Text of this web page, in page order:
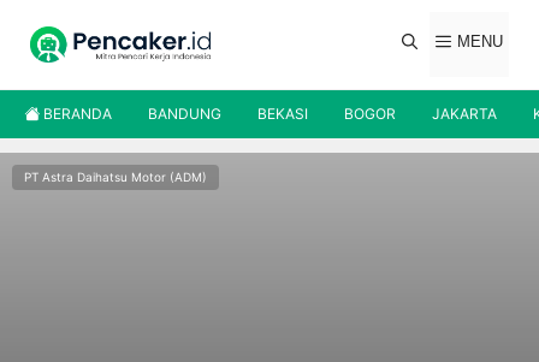
MENU
BERANDA BANDUNG BEKASI BOGOR JAKARTA
PT Astra Daihatsu Motor (ADM)